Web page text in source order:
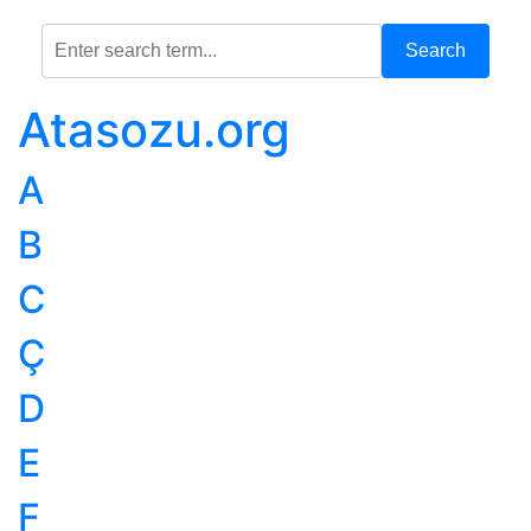
Search
Atasozu.org
A
B
C
Ç
D
E
F